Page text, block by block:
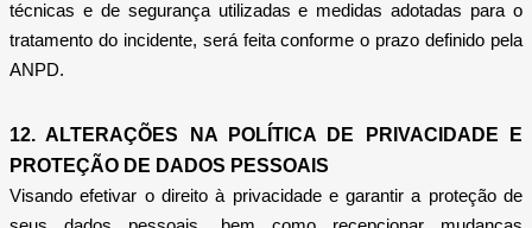
técnicas e de segurança utilizadas e medidas adotadas para o
tratamento do incidente, será feita conforme o prazo definido pela
ANPD.
12. ALTERAÇÕES NA POLÍTICA DE PRIVACIDADE E
PROTEÇÃO DE DADOS PESSOAIS
Visando efetivar o direito à privacidade e garantir a proteção de